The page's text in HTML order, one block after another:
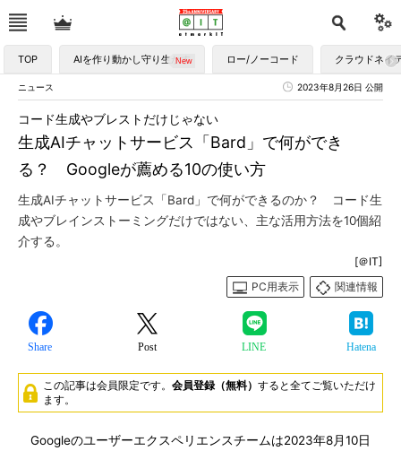
TOP AIを作り動かし守り生かす ロー/ノーコード クラウドネイ
ニュース 2023年8月26日 公開
生成AIチャットサービス「Bard」で何ができ
る？ Googleが薦める10の使い方
コード生成やブレストだけじゃない
生成AIチャットサービス「Bard」で何ができるのか？ コード生
成やブレインストーミングだけではない、主な活用方法を10個紹
介する。
[＠IT]
PC用表示
関連情報
Share Post LINE Hatena
この記事は会員限定です。 会員登録（無料） すると全てご覧いただけ
ます。
Googleのユーザーエクスペリエンスチームは2023年8月10日